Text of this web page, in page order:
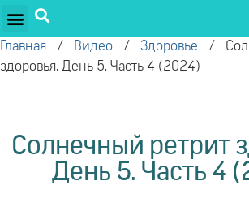
Главная / Видео / Здоровье /
здоровья. День 5. Часть 4 (2024)
Солнечный ретрит
День 5. Часть 4